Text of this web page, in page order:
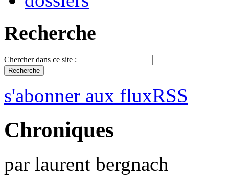
Recherche
Chercher dans ce site :
s'abonner aux fluxRSS
Chroniques
par laurent bergnach